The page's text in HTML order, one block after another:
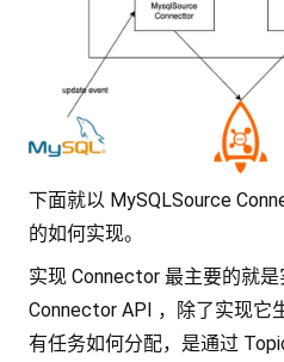
下面就以 MySQLSource
的如何实现。
实现 Connector 最主要的就
Connector API ，除了实现它
有任务如何分配，是通过